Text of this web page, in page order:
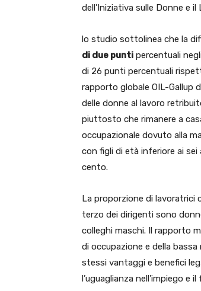
dell’Iniziativa sulle Donne e
lo studio sottolinea che la
di due punti percentuali
di 26 punti percentuali
rapporto globale OIL-Gallup
delle donne al lavoro
piuttosto che rimanere a
occupazionale dovuto alla
con figli di età inferiore ai
cento.
La proporzione di lavoratrici
terzo dei dirigenti sono
colleghi maschi. Il rapporto
di occupazione e della
stessi vantaggi e benefici
l’uguaglianza nell’impiego e